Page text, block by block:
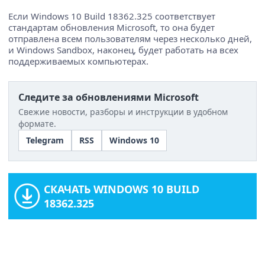
Если Windows 10 Build 18362.325 соответствует
стандартам обновления Microsoft, то она будет
отправлена ​​всем пользователям через несколько дней,
и Windows Sandbox, наконец, будет работать на всех
поддерживаемых компьютерах.
Следите за обновлениями Microsoft
Свежие новости, разборы и инструкции в удобном
формате.
Telegram
RSS Windows 10
СКАЧАТЬ WINDOWS 10 BUILD
18362.325